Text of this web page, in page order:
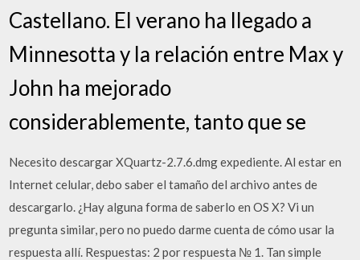
Castellano. El verano ha llegado a
Minnesotta y la relación entre Max y
John ha mejorado
considerablemente, tanto que se
Necesito descargar XQuartz-2.7.6.dmg expediente. Al estar en
Internet celular, debo saber el tamaño del archivo antes de
descargarlo. ¿Hay alguna forma de saberlo en OS X? Vi un
pregunta similar, pero no puedo darme cuenta de cómo usar la
respuesta allí. Respuestas: 2 por respuesta № 1. Tan simple